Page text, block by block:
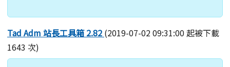
Tad Adm 站長工具箱 2.82 (2019-07-02 09:31:00 起被下載
1643 次)